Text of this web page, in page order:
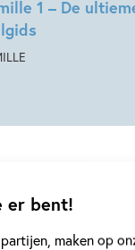
er bent!
maken op
1 – De